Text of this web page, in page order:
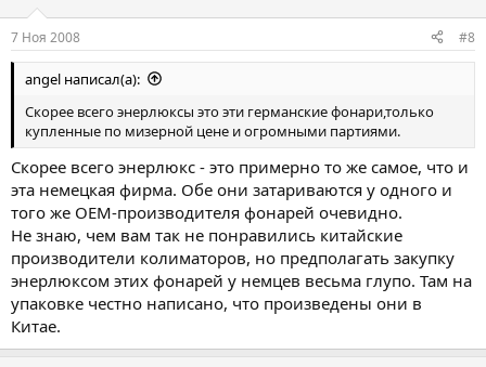
7 Ноя 2008 #8
angel написал(а):
Скорее всего энерлюксы это эти германские фонари,только
купленные по мизерной цене и огромными партиями.
Скорее всего энерлюкс - это примерно то же самое, что и
эта немецкая фирма. Обе они затариваются у одного и
того же OEM-производителя фонарей очевидно.
Не знаю, чем вам так не понравились китайские
производители колиматоров, но предполагать закупку
энерлюксом этих фонарей у немцев весьма глупо. Там на
упаковке честно написано, что произведены они в
Китае.